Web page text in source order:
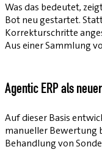
Was das bedeutet,
Bot neu gestartet.
Korrekturschritte
Aus einer Sammlung
Agentic ERP als
Auf dieser Basis
manueller Bewertung
Behandlung von